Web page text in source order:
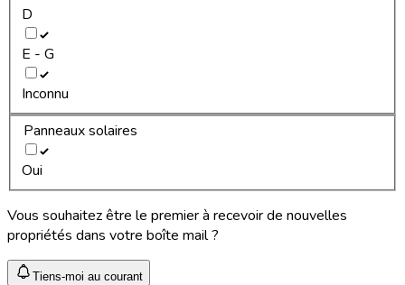
D
E - G
Inconnu
Panneaux solaires
Oui
Vous souhaitez être le premier à recevoir de nouvelles
propriétés dans votre boîte mail ?
Tiens-moi au courant